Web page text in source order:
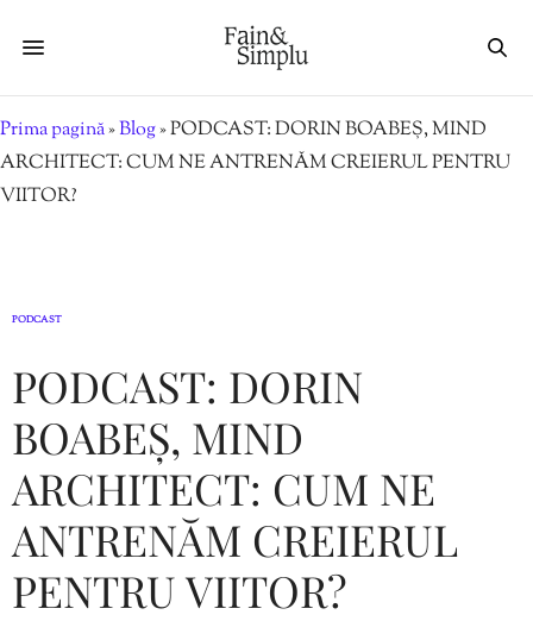
Prima pagină»Blog»PODCAST: DORIN BOABEȘ, MIND
ARCHITECT: CUM NE ANTRENĂM CREIERUL PENTRU
VIITOR?
PODCAST
PODCAST: DORIN
BOABEȘ, MIND
ARCHITECT: CUM NE
ANTRENĂM CREIERUL
PENTRU VIITOR?